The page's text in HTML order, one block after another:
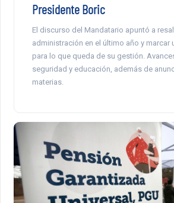
Presidente Boric
El discurso del Mandatario apuntó a
administración en el último año y marcar
para lo que queda de su gestión.
seguridad y educación, además de
materias.